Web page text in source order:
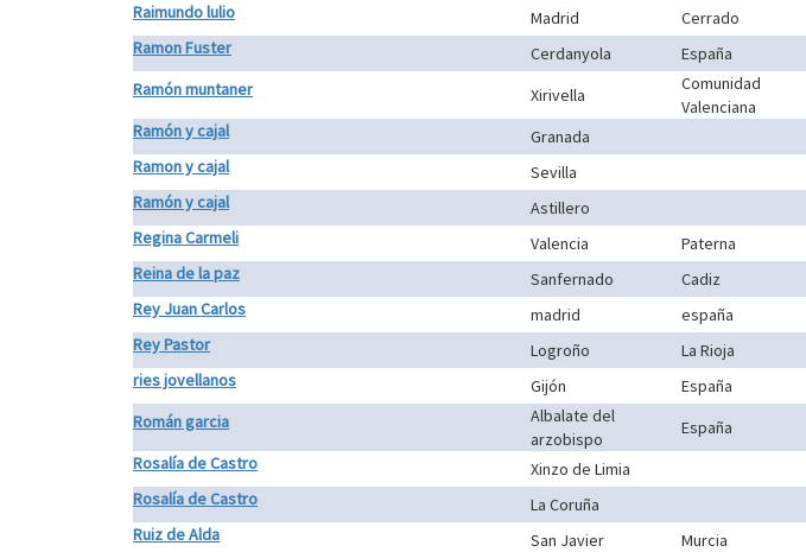
Raimundo lulio
Madrid Cerrado
Ramon Fuster
Cerdanyola España
Ramón muntaner
Xirivella
Comunidad
Valenciana
Ramón y cajal
Granada
Ramon y cajal
Sevilla
Ramón y cajal
Astillero
Regina Carmeli
Valencia Paterna
Reina de la paz
Sanfernado Cadiz
Rey Juan Carlos
madrid españa
Rey Pastor
Logroño La Rioja
ries jovellanos
Gijón España
Román garcia
Albalate del
arzobispo
España
Rosalía de Castro
Xinzo de Limia
Rosalía de Castro
La Coruña
Ruiz de Alda
San Javier Murcia